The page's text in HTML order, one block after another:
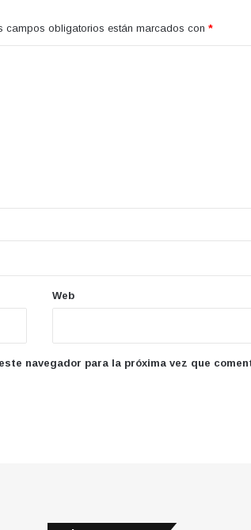
campos obligatorios están marcados con *
Web
navegador para la próxima vez que